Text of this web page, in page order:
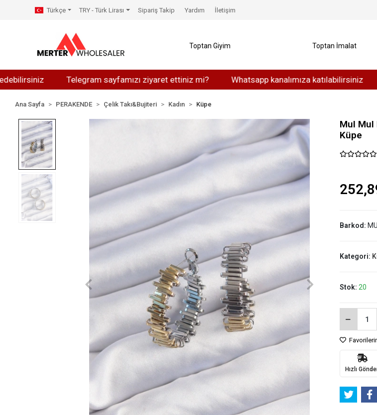
Telegram sayfamızı ziyaret ettiniz mi? Whatsapp kanalımıza katılabilirsiniz
Türkçe TRY - Türk Lirası Sipariş Takip Yardım İletişim
Toptan Giyim Toptan İmalat
Ana Sayfa PERAKENDE Çelik Takı&Bujiteri Kadın Küpe
MuI MuI
Küpe
Barkod:
Kategori:
Stok: 20
Hızlı